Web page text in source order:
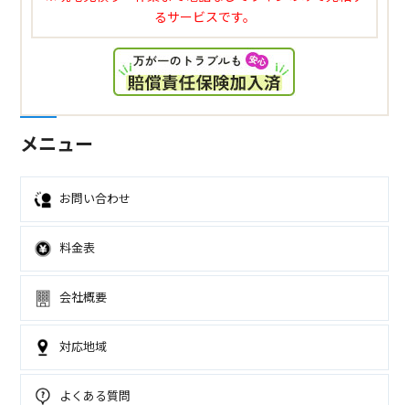
るサービスです。
メニュー
お問い合わせ
料金表
会社概要
対応地域
よくある質問